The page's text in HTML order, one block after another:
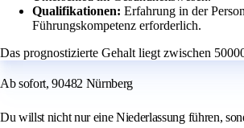
Qualifikationen: Erfahrung in der
Führungskompetenz erforderlich.
Das prognostizierte Gehalt liegt zwischen
Ab sofort, 90482 Nürnberg
Du willst nicht nur eine Niederlassung führen,